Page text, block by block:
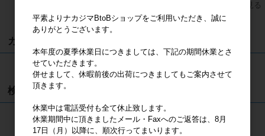
すべてのおすすめ商品を見る
カート
検索
検索
平素よりナカジマBtoBショップをご利用いただき、誠に
ありがとうございます。
本年度の夏季休業日につきましては、下記の期間休業とさ
せていただきます。
併せまして、休暇前後の出荷につきましてもご案内させて
頂きます。
休業中は電話受付も全て休止致します。
休業期間中に頂きましたメール・Faxへのご返答は、8月
17日（月）以降に、順次行ってまいります。